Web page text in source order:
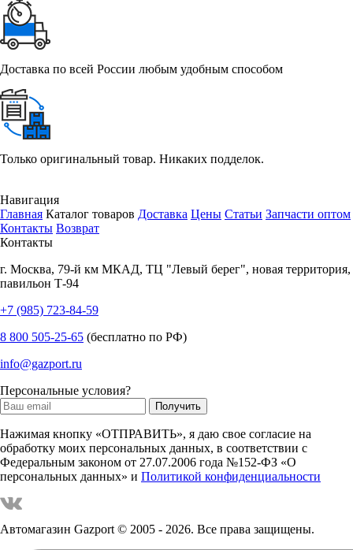
Доставка по всей России любым удобным способом
Только оригинальный товар. Никаких подделок.
Навигация
Главная Каталог товаров Доставка Цены Статьи Запчасти оптом
Контакты Возврат
Контакты
г. Москва, 79-й км МКАД, ТЦ "Левый берег", новая территория,
павильон Т-94
+7 (985) 723-84-59
8 800 505-25-65 (бесплатно по РФ)
info@gazport.ru
Персональные условия?
Нажимая кнопку «ОТПРАВИТЬ», я даю свое согласие на
обработку моих персональных данных, в соответствии с
Федеральным законом от 27.07.2006 года №152-ФЗ «О
персональных данных» и Политикой конфиденциальности
Автомагазин Gazport© 2005 - 2026. Все права защищены.